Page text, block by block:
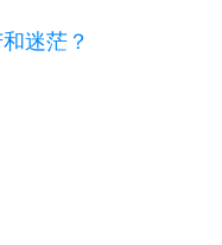
迷茫？